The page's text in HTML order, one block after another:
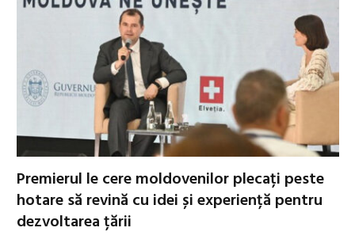
Premierul le cere moldovenilor plecați peste
hotare să revină cu idei și experiență pentru
dezvoltarea țării